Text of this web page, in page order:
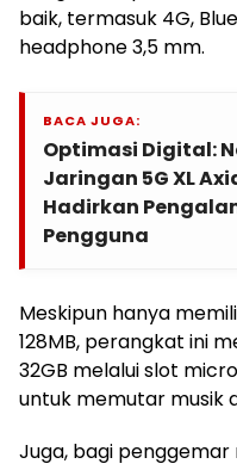
baik, termasuk 4G,
headphone 3,5 mm.
BACA JUGA:
Optimasi Digital:
Jaringan 5G XL
Hadirkan
Pengguna
Meskipun hanya
128MB, perangkat ini
32GB melalui slot
untuk memutar musik
Juga, bagi